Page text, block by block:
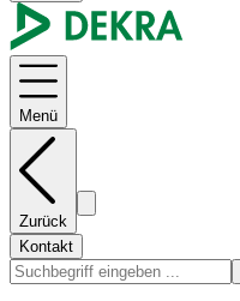
Menü
Zurück
Kontakt